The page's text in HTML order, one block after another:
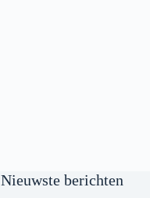
Nieuwste berichten